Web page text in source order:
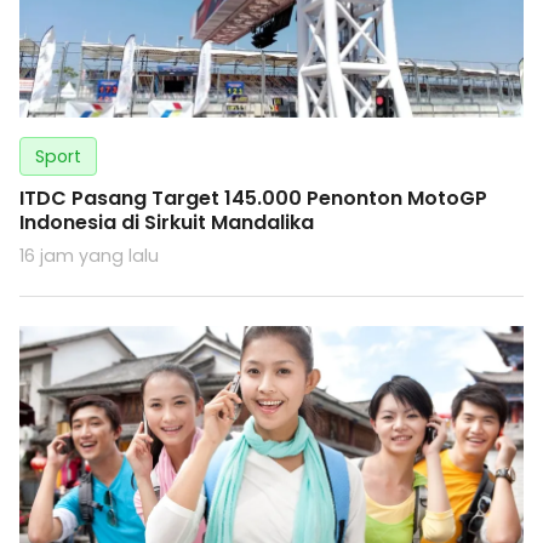
Sport
ITDC Pasang Target 145.000 Penonton MotoGP
Indonesia di Sirkuit Mandalika
16 jam yang lalu